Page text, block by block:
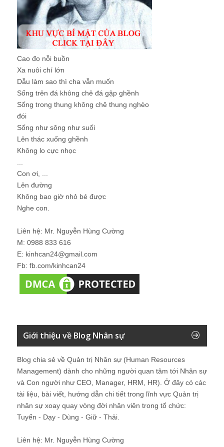
Cao đo nỗi buồn
Xa nuôi chí lớn
Dẫu làm sao thì cha vẫn muốn
Sống trên đá không chê đá gập ghềnh
Sống trong thung không chê thung nghèo
đói
Sống như sông như suối
Lên thác xuống ghềnh
Không lo cực nhọc
...
Con ơi, ...
Lên đường
Không bao giờ nhỏ bé được
Nghe con.
Liên hệ: Mr. Nguyễn Hùng Cường
M: 0988 833 616
E: kinhcan24@gmail.com
Fb: fb.com/kinhcan24
Giới thiệu về Blog Nhân sự
Blog chia sẻ về Quản trị Nhân sự (Human Resources
Management) dành cho những người quan tâm tới Nhân sự
và Con người như CEO, Manager, HRM, HR). Ở đây có các
tài liệu, bài viết, hướng dẫn chi tiết trong lĩnh vực Quản trị
nhân sự xoay quay vòng đời nhân viên trong tổ chức:
Tuyển - Dạy - Dùng - Giữ - Thải.
Liên hệ: Mr. Nguyễn Hùng Cường